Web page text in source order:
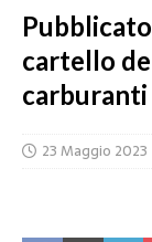
cartello
carburanti
23 Maggio 2023